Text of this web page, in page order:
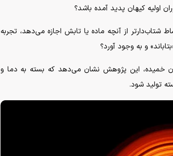
اولیه کیهان پدید آمده باشد؟
شتاب‌دارتر از آنچه ماده یا تابش اجازه می‌دهد، تجربه
و به وجود آورد؟
خمیده، این پژوهش نشان می‌دهد که بسته به دما و
تولید شود.